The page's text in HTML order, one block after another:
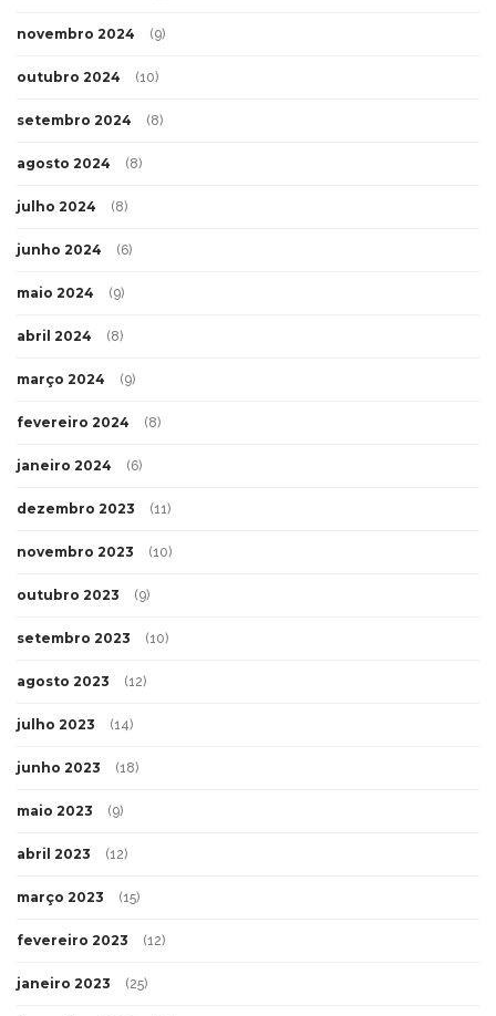
novembro 2024 (9)
outubro 2024 (10)
setembro 2024 (8)
agosto 2024 (8)
julho 2024 (8)
junho 2024 (6)
maio 2024 (9)
abril 2024 (8)
março 2024 (9)
fevereiro 2024 (8)
janeiro 2024 (6)
dezembro 2023 (11)
novembro 2023 (10)
outubro 2023 (9)
setembro 2023 (10)
agosto 2023 (12)
julho 2023 (14)
junho 2023 (18)
maio 2023 (9)
abril 2023 (12)
março 2023 (15)
fevereiro 2023 (12)
janeiro 2023 (25)